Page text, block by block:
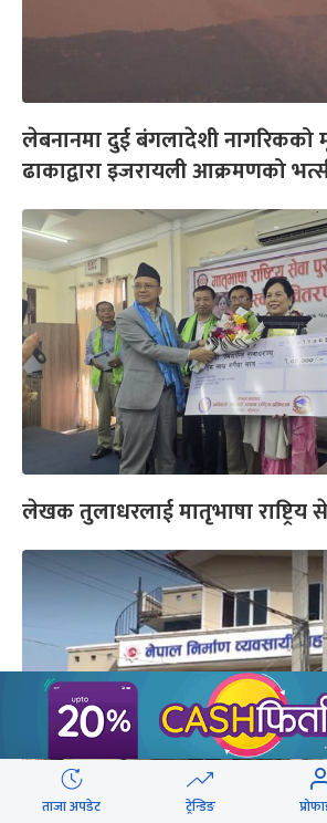
लेबनानमा दुई बंगलादेशी नागरिकको
ढाकाद्वारा इजरायली आक्रमणको
लेखक तुलाधरलाई मातृभाषा राष्ट्रिय
ताजा अपडेट ट्रेन्डिङ